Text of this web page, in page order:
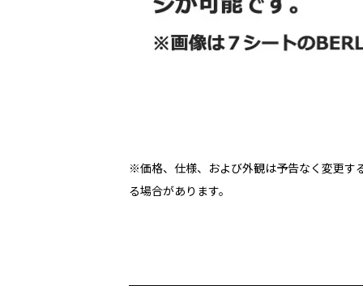
※価格、仕様、および外観は予告なく変更す
る場合があります。